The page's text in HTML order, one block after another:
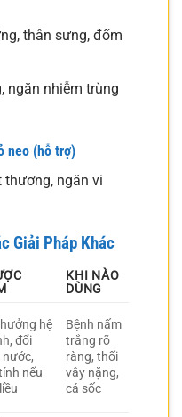
thân sưng, đốm
ngăn nhiễm trùng
neo (hỗ trợ)
ngăn vi
Giải Pháp Khác
KHI NÀO
DÙNG
hệ
đổi
nước,
nếu
Bệnh nấm
trắng rõ
ràng, thối
vây nặng,
cá sốc